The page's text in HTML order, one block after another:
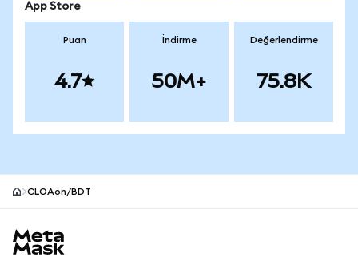
App Store
Puan
4.7
İndirme
50M+
Değerlendirme
75.8K
CLOAon/BDT